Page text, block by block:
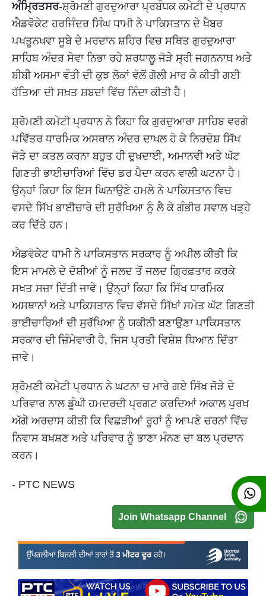
ਅੰਮ੍ਰਿਤਸਰ-ਸ਼੍ਰੋਮਣੀ ਗੁਰਦੁਆਰਾ ਪ੍ਰਬੰਧਕ ਕਮੇਟੀ ਦੇ ਪ੍ਰਧਾਨ
ਐਡਵੋਕੇਟ ਹਰਜਿੰਦਰ ਸਿੰਘ ਧਾਮੀ ਨੇ ਪਾਕਿਸਤਾਨ ਦੇ ਖੈਬਰ
ਪਖਤੂਨਖਵਾ ਸੂਬੇ ਦੇ ਮਰਦਾਨ ਸ਼ਹਿਰ ਵਿਚ ਸਥਿਤ ਗੁਰਦੁਆਰਾ
ਸਾਹਿਬ ਅੰਦਰ ਸੇਵਾ ਨਿਭਾ ਰਹੇ ਸ਼ਰਧਾਲੂ ਜੋੜੇ ਸ੍ਰੀ ਜਗਨਨਾਥ ਅਤੇ
ਬੀਬੀ ਅਸਮਾ ਵੰਤੀ ਦੀ ਕੁਝ ਲੋਕਾਂ ਵੱਲੋਂ ਗੋਲੀ ਮਾਰ ਕੇ ਕੀਤੀ ਗਈ
ਹੱਤਿਆ ਦੀ ਸਖ਼ਤ ਸ਼ਬਦਾਂ ਵਿੱਚ ਨਿੰਦਾ ਕੀਤੀ ਹੈ।
ਸ਼੍ਰੋਮਣੀ ਕਮੇਟੀ ਪ੍ਰਧਾਨ ਨੇ ਕਿਹਾ ਕਿ ਗੁਰਦੁਆਰਾ ਸਾਹਿਬ ਵਰਗੇ
ਪਵਿੱਤਰ ਧਾਰਮਿਕ ਅਸਥਾਨ ਅੰਦਰ ਦਾਖਲ ਹੋ ਕੇ ਨਿਰਦੋਸ਼ ਸਿੱਖ
ਜੋੜੇ ਦਾ ਕਤਲ ਕਰਨਾ ਬਹੁਤ ਹੀ ਦੁਖਦਾਈ, ਅਮਾਨਵੀ ਅਤੇ ਘੱਟ
ਗਿਣਤੀ ਭਾਈਚਾਰਿਆਂ ਵਿੱਚ ਡਰ ਪੈਦਾ ਕਰਨ ਵਾਲੀ ਘਟਨਾ ਹੈ।
ਉਨ੍ਹਾਂ ਕਿਹਾ ਕਿ ਇਸ ਘਿਨਾਉਣੇ ਹਮਲੇ ਨੇ ਪਾਕਿਸਤਾਨ ਵਿਚ
ਵਸਦੇ ਸਿੱਖ ਭਾਈਚਾਰੇ ਦੀ ਸੁਰੱਖਿਆ ਨੂੰ ਲੈ ਕੇ ਗੰਭੀਰ ਸਵਾਲ ਖੜ੍ਹੇ
ਕਰ ਦਿੱਤੇ ਹਨ।
ਐਡਵੋਕੇਟ ਧਾਮੀ ਨੇ ਪਾਕਿਸਤਾਨ ਸਰਕਾਰ ਨੂੰ ਅਪੀਲ ਕੀਤੀ ਕਿ
ਇਸ ਮਾਮਲੇ ਦੇ ਦੋਸ਼ੀਆਂ ਨੂੰ ਜਲਦ ਤੋਂ ਜਲਦ ਗ੍ਰਿਫ਼ਤਾਰ ਕਰਕੇ
ਸਖਤ ਸਜ਼ਾ ਦਿੱਤੀ ਜਾਵੇ। ਉਨ੍ਹਾਂ ਕਿਹਾ ਕਿ ਸਿੱਖ ਧਾਰਮਿਕ
ਅਸਥਾਨਾਂ ਅਤੇ ਪਾਕਿਸਤਾਨ ਵਿਚ ਵੱਸਦੇ ਸਿੱਖਾਂ ਸਮੇਤ ਘੱਟ ਗਿਣਤੀ
ਭਾਈਚਾਰਿਆਂ ਦੀ ਸੁਰੱਖਿਆ ਨੂੰ ਯਕੀਨੀ ਬਣਾਉਣਾ ਪਾਕਿਸਤਾਨ
ਸਰਕਾਰ ਦੀ ਜ਼ਿੰਮੇਵਾਰੀ ਹੈ, ਜਿਸ ਪ੍ਰਤੀ ਵਿਸ਼ੇਸ਼ ਧਿਆਨ ਦਿੱਤਾ
ਜਾਵੇ।
ਸ਼੍ਰੋਮਣੀ ਕਮੇਟੀ ਪ੍ਰਧਾਨ ਨੇ ਘਟਨਾ ਚ ਮਾਰੇ ਗਏ ਸਿੱਖ ਜੋੜੇ ਦੇ
ਪਰਿਵਾਰ ਨਾਲ ਡੂੰਘੀ ਹਮਦਰਦੀ ਪ੍ਰਗਟ ਕਰਦਿਆਂ ਅਕਾਲ ਪੁਰਖ
ਅੱਗੇ ਅਰਦਾਸ ਕੀਤੀ ਕਿ ਵਿਛੜੀਆਂ ਰੂਹਾਂ ਨੂੰ ਆਪਣੇ ਚਰਨਾਂ ਵਿੱਚ
ਨਿਵਾਸ ਬਖ਼ਸ਼ਣ ਅਤੇ ਪਰਿਵਾਰ ਨੂੰ ਭਾਣਾ ਮੰਨਣ ਦਾ ਬਲ ਪ੍ਰਦਾਨ
ਕਰਨ।
- PTC NEWS
Join Whatsapp Channel